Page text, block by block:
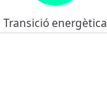
Transició energètica